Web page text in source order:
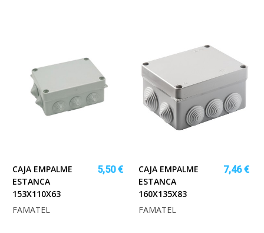
CAJA EMPALME
ESTANCA
153X110X63
5,50 €
FAMATEL
CAJA EMPALME
ESTANCA
160X135X83
7,46 €
FAMATEL